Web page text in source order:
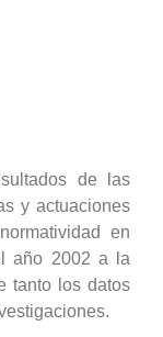
de las
y actuaciones
en
año 2002 a la
tanto los datos